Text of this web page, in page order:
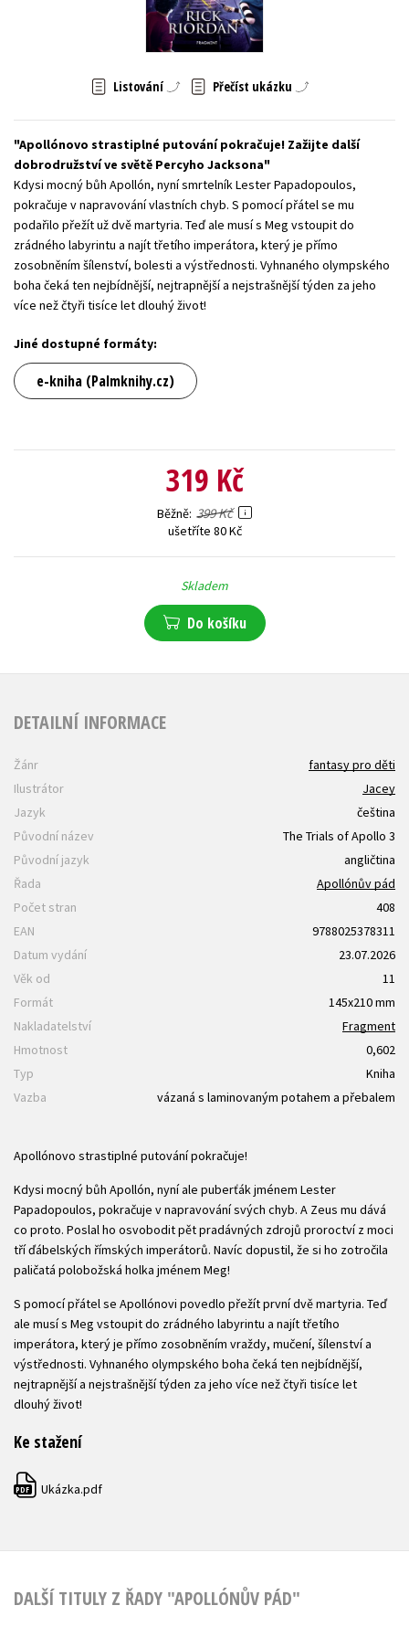
Zahraniční literatura
Listování Přečíst ukázku
Apollónovo strastiplné putování pokračuje! Zažijte další
dobrodružství ve světě Percyho Jacksona
Kdysi mocný bůh Apollón, nyní smrtelník Lester Papadopoulos,
pokračuje v napravování vlastních chyb. S pomocí přátel se mu
podařilo přežít už dvě martyria. Teď ale musí s Meg vstoupit do
zrádného labyrintu a najít třetího imperátora, který je přímo
zosobněním šílenství, bolesti a výstřednosti. Vyhnaného olympského
boha čeká ten nejbídnější, nejtrapnější a nejstrašnější týden za jeho
více než čtyři tisíce let dlouhý život!
Jiné dostupné formáty:
e-kniha (Palmknihy.cz)
319 Kč
Běžně 399 Kč
ušetříte 80 Kč
Skladem
Do košíku
DETAILNÍ INFORMACE
Žánr
fantasy pro děti
Ilustrátor
Jacey
Jazyk
čeština
Původní název
The Trials of Apollo 3
Původní jazyk
angličtina
Řada
Apollónův pád
Počet stran
408
EAN
9788025378311
Datum vydání
23.07.2026
Věk od
11
Formát
145x210 mm
Nakladatelství
Fragment
Hmotnost
0,602
Typ
Kniha
Vazba
vázaná s laminovaným potahem a přebalem
Apollónovo strastiplné putování pokračuje!
Kdysi mocný bůh Apollón, nyní ale puberťák jménem Lester
Papadopoulos, pokračuje v napravování svých chyb. A Zeus mu dává
co proto. Poslal ho osvobodit pět pradávných zdrojů proroctví z moci
tří ďábelských římských imperátorů. Navíc dopustil, že si ho zotročila
paličatá polobožská holka jménem Meg!
S pomocí přátel se Apollónovi povedlo přežít první dvě martyria. Teď
ale musí s Meg vstoupit do zrádného labyrintu a najít třetího
imperátora, který je přímo zosobněním vraždy, mučení, šílenství a
výstřednosti. Vyhnaného olympského boha čeká ten nejbídnější,
nejtrapnější a nejstrašnější týden za jeho více než čtyři tisíce let
dlouhý život!
Ke stažení
PDF Ukázka.pdf
DALŠÍ TITULY Z ŘADY "APOLLÓNŮV PÁD"